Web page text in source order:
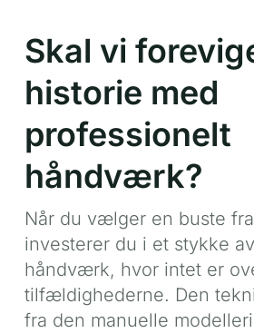
Skal vi
historie med
professionelt
håndværk?
Når du vælger en buste
investerer du i et stykke
håndværk, hvor intet er
tilfældighederne. Den
fra den manuelle